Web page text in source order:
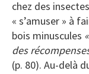
chez des
« s’amuser » à
bois minuscules
des
(p. 80). Au-delà